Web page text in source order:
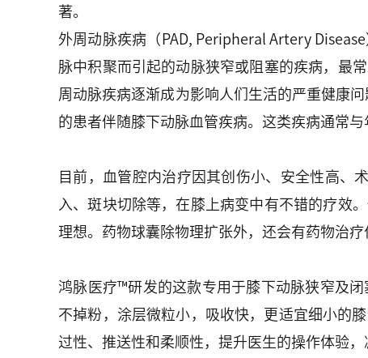
著。
外周动脉疾病（PAD, Peripheral Artery
脉中积聚而引起的动脉狭窄或阻塞的疾病，最
周动脉疾病逐渐成为影响人们生活的严重健康
的患者伴随膝下动脉血管疾病。这类疾病通常
目前，血管腔内治疗因其创伤小、安全性高、
入、斑块切除等，在膝上病变中有不错的疗效
理想。药物球囊除物理扩张外，还会有药物治
鸿脉医疗™研发的这款专用于膝下动脉狭窄及
不掉粉，涂层微粒小，吸收快，更适宜细小的
过性、推送性和柔顺性，提升医生的操作体验，